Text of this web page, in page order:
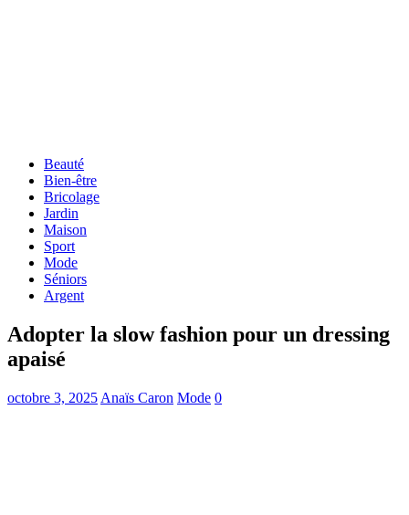
Beauté
Bien-être
Bricolage
Jardin
Maison
Sport
Mode
Séniors
Argent
Adopter la slow fashion pour un dressing
apaisé
octobre 3, 2025 Anaïs Caron Mode 0